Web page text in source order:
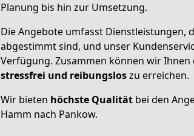
Planung bis hin zur Umsetzung.
Die Angebote umfasst Dienstleistungen,
abgestimmt sind, und unser
Verfügung. Zusammen können wir Ihnen
stressfrei und reibungsloszu erreichen.
Wir bieten höchste Qualität bei den
Hamm nach Pankow.